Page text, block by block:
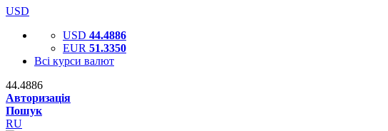
USD
USD 44.4886
EUR 51.3350
Всі курси валют
44.4886
Авторизація
Пошук
RU